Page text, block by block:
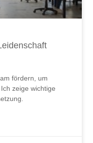
fördern, um
zeige wichtige